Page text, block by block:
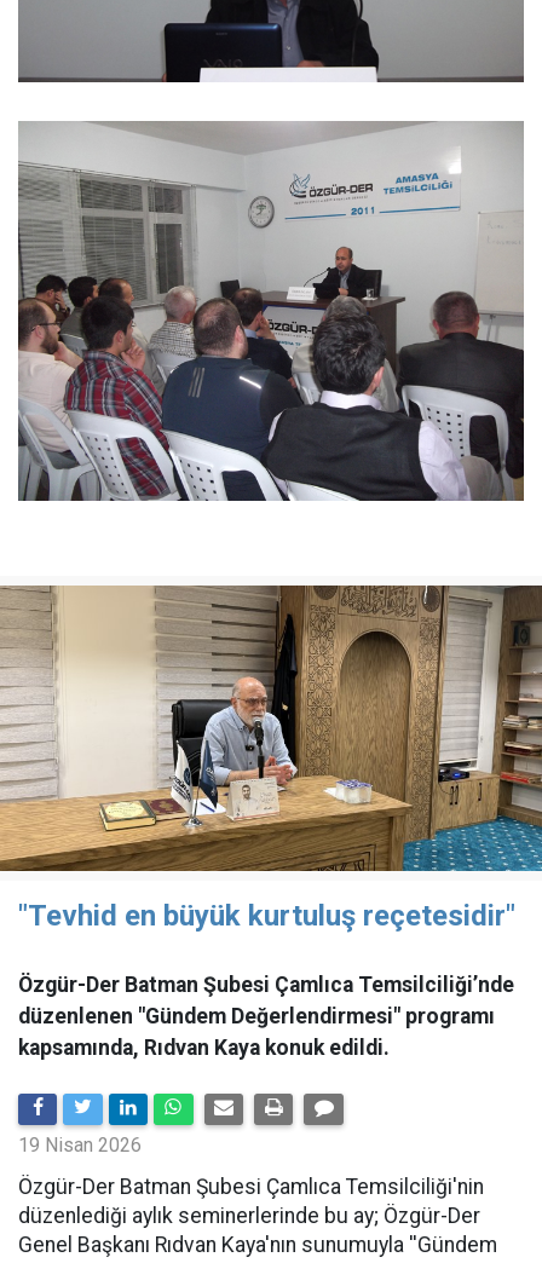
"Tevhid en büyük kurtuluş reçetesidir"
Özgür-Der Batman Şubesi Çamlıca Temsilciliği’nde
düzenlenen "Gündem Değerlendirmesi" programı
kapsamında, Rıdvan Kaya konuk edildi.
19 Nisan 2026
​Özgür-Der Batman Şubesi Çamlıca Temsilciliği'nin
düzenlediği aylık seminerlerinde bu ay; Özgür-Der
Genel Başkanı Rıdvan Kaya'nın sunumuyla ''Gündem